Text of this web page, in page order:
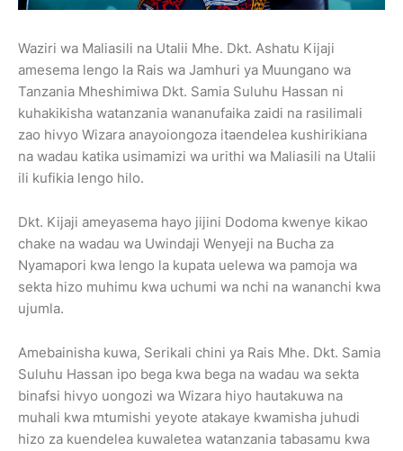
Waziri wa Maliasili na Utalii Mhe. Dkt. Ashatu Kijaji
amesema lengo la Rais wa Jamhuri ya Muungano wa
Tanzania Mheshimiwa Dkt. Samia Suluhu Hassan ni
kuhakikisha watanzania wananufaika zaidi na rasilimali
zao hivyo Wizara anayoiongoza itaendelea kushirikiana
na wadau katika usimamizi wa urithi wa Maliasili na Utalii
ili kufikia lengo hilo.
Dkt. Kijaji ameyasema hayo jijini Dodoma kwenye kikao
chake na wadau wa Uwindaji Wenyeji na Bucha za
Nyamapori kwa lengo la kupata uelewa wa pamoja wa
sekta hizo muhimu kwa uchumi wa nchi na wananchi kwa
ujumla.
Amebainisha kuwa, Serikali chini ya Rais Mhe. Dkt. Samia
Suluhu Hassan ipo bega kwa bega na wadau wa sekta
binafsi hivyo uongozi wa Wizara hiyo hautakuwa na
muhali kwa mtumishi yeyote atakaye kwamisha juhudi
hizo za kuendelea kuwaletea watanzania tabasamu kwa